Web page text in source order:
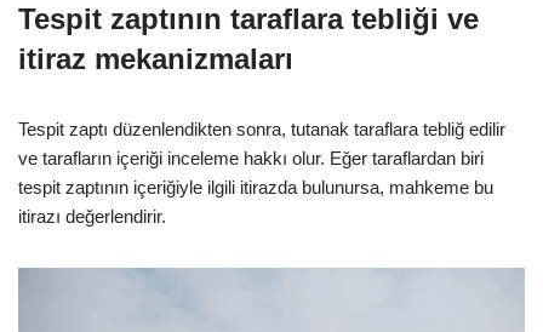
Tespit zaptının taraflara tebliği ve
itiraz mekanizmaları
Tespit zaptı düzenlendikten sonra, tutanak taraflara tebliğ edilir
ve tarafların içeriği inceleme hakkı olur. Eğer taraflardan biri
tespit zaptının içeriğiyle ilgili itirazda bulunursa, mahkeme bu
itirazı değerlendirir.